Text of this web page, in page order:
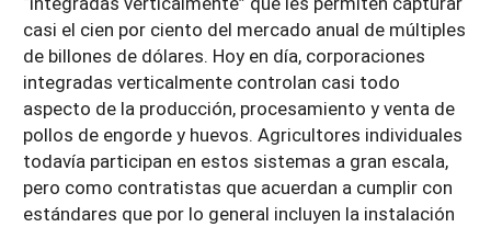
casi el cien por ciento del mercado anual de múltiples
de billones de dólares. Hoy en día, corporaciones
integradas verticalmente controlan casi todo
aspecto de la producción, procesamiento y venta de
pollos de engorde y huevos. Agricultores individuales
todavía participan en estos sistemas a gran escala,
pero como contratistas que acuerdan a cumplir con
estándares que por lo general incluyen la instalación